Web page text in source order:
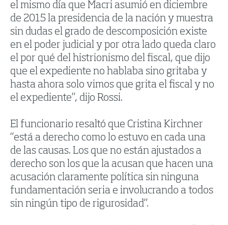
el mismo día que Macri asumió en diciembre
de 2015 la presidencia de la nación y muestra
sin dudas el grado de descomposición existe
en el poder judicial y por otra lado queda claro
el por qué del histrionismo del fiscal, que dijo
que el expediente no hablaba sino gritaba y
hasta ahora solo vimos que grita el fiscal y no
el expediente”, dijo Rossi.
El funcionario resaltó que Cristina Kirchner
“está a derecho como lo estuvo en cada una
de las causas. Los que no están ajustados a
derecho son los que la acusan que hacen una
acusación claramente política sin ninguna
fundamentación seria e involucrando a todos
sin ningún tipo de rigurosidad”.